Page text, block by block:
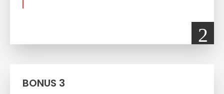
2
BONUS 3